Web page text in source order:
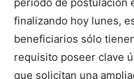
finalizando hoy lunes,
beneficiarios sólo
requisito poseer clave
que solicitan una